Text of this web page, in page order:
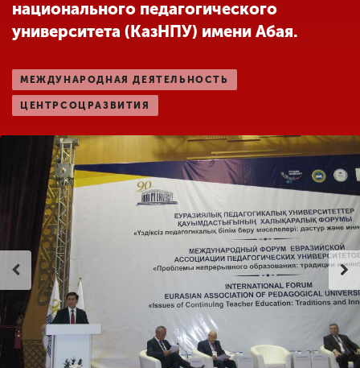
образовательной
организации
ENG CHI
+7 (831) 262-26-20
национального педагогического
университета (КазНПУ) имени Абая.
МЕЖДУНАРОДНАЯ ДЕЯТЕЛЬНОСТЬ
ЦЕНТРСОЦРАЗВИТИЯ